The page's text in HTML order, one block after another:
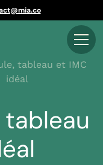
tableau et IMC
idéal
tableau